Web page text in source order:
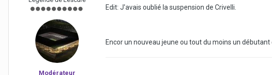
Modérateur
Edit: J'avais oublié la suspension de Crivelli.
Encor un nouveau jeune ou tout du moins un débutant